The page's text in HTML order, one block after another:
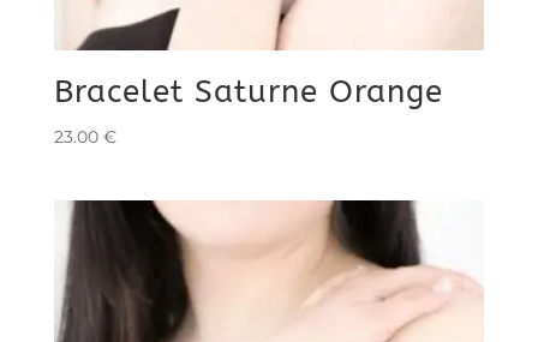
Bracelet Saturne Orange
23.00 €